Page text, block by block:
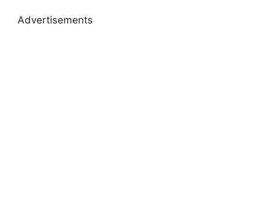
Advertisements